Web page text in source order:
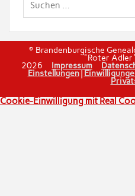
© Brandenburgische
"Roter
2026 Impressum
Einstellungen|
Cookie-Einwilligung mit Real